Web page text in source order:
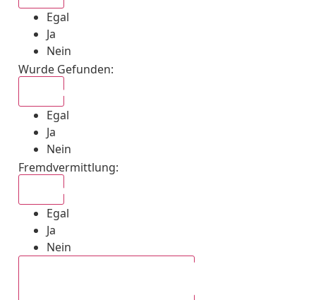
Egal
Ja
Nein
Wurde Gefunden:
Egal
Ja
Nein
Fremdvermittlung:
Egal
Ja
Nein